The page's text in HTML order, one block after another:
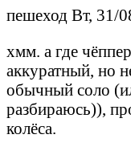
пешеход Вт, 31/
хмм. а где
аккуратный, но
обычный соло
разбираюсь)),
колёса.